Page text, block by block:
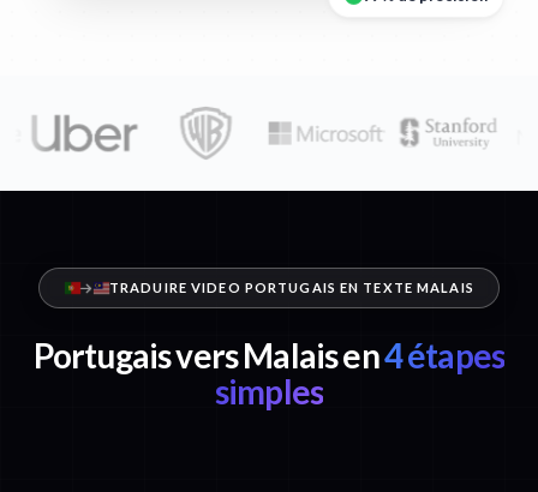
TRADUIRE VIDEO PORTUGAIS EN TEXTE MALAIS
Portugais vers Malais en4 étapes
simples